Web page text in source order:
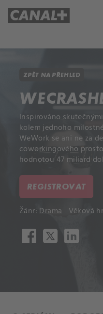
ZPĚT NA PŘEHLED
Inspirováno
kolem jednoho
WeWork se ani ne za
coworkingového
hodnotou 47 miliard
REGISTROVAT
Žánr:Drama Věková